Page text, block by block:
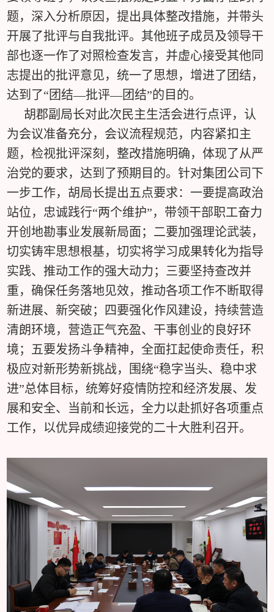
题，深入分析原因，提出具体整改措施，并带头
开展了批评与自我批评。其他班子成员及领导干
部也逐一作了对照检查发言，并虚心接受其他同
志提出的批评意见，统一了思想，增进了团结，
达到了“团结—批评—团结”的目的。
胡郡副局长对此次民主生活会进行点评，认
为会议准备充分，会议流程规范，内容紧扣主
题，检视批评深刻，整改措施明确，体现了从严
治党的要求，达到了预期目的。针对集团公司下
一步工作，胡局长提出五点要求：一要提高政治
站位，忠诚践行“两个维护”，带领干部职工奋力
开创地勘事业发展新局面；二要加强理论武装，
切实铸牢思想根基，切实将学习成果转化为指导
实践、推动工作的强大动力；三要坚持查改并
重，确保任务落地见效，推动各项工作不断取得
新进展、新突破；四要强化作风建设，持续营造
清朗环境，营造正气充盈、干事创业的良好环
境；五要发扬斗争精神，全面扛起使命责任，积
极应对新形势新挑战，围绕“稳字当头、稳中求
进”总体目标，统筹好疫情防控和经济发展、发
展和安全、当前和长远，全力以赴抓好各项重点
工作，以优异成绩迎接党的二十大胜利召开。